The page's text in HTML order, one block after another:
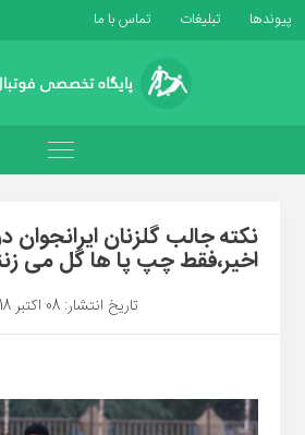
پیوندها تبلیغات تماس با ما
اخیر،فقط چپ پا ها گل می
تاریخ انتشار: 08 اکتبر 2018